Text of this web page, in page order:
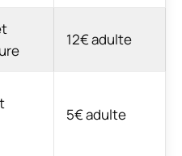
12€ adulte
5€ adulte